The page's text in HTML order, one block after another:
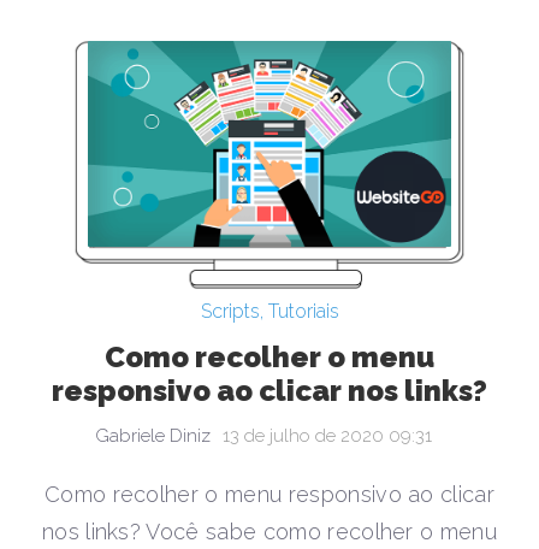
Scripts, Tutoriais
Como recolher o menu
responsivo ao clicar nos links?
Gabriele Diniz 13 de julho de 2020 09:31
Como recolher o menu responsivo ao clicar
nos links? Você sabe como recolher o menu